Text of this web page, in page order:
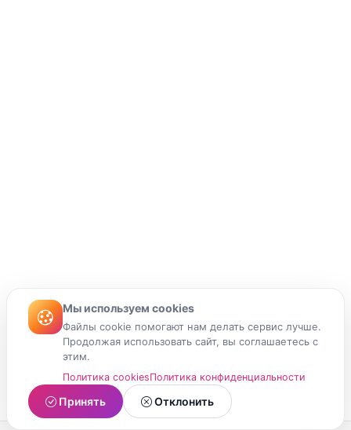
Мы используем cookies
Файлы cookie помогают нам делать сервис лучше.
Продолжая использовать сайт, вы соглашаетесь с
этим.
Политика cookiesПолитика конфиденциальности
Принять Отклонить